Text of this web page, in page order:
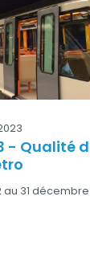
Vignette
- Qualité
au 31